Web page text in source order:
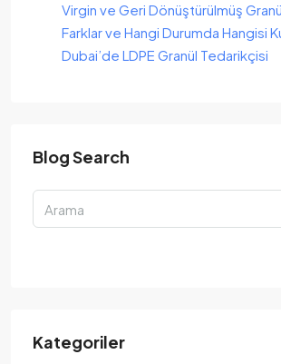
Virgin ve Geri Dönüştürülmüş
Farklar ve Hangi Durumda Hangisi
Dubai’de LDPE Granül Tedarikçisi
Blog Search
Kategoriler